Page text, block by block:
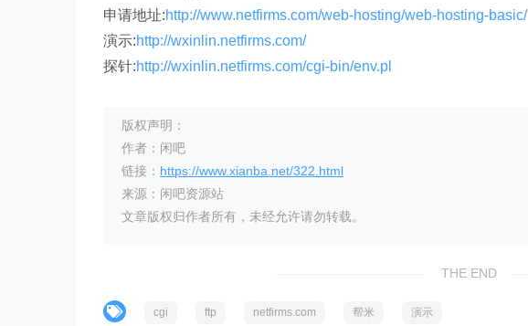
申请地址:http://www.netfirms.com/web-hosting/web-hosting-basic/
演示:http://wxinlin.netfirms.com/
探针:http://wxinlin.netfirms.com/cgi-bin/env.pl
版权声明：
作者：闲吧
链接： https://www.xianba.net/322.html
来源：闲吧资源站
文章版权归作者所有，未经允许请勿转载。
THE END
cgi ftp netfirms.com 帮米 演示